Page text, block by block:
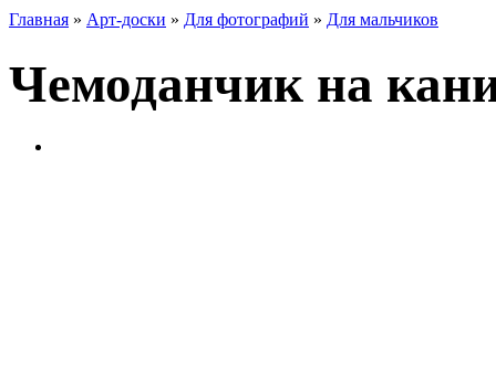
Главная » Арт-доски » Для фотографий » Для мальчиков
Чемоданчик на